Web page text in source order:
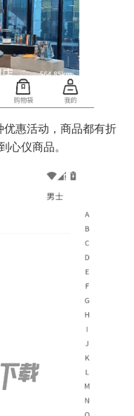
优惠活动，商品都有折
心仪商品。